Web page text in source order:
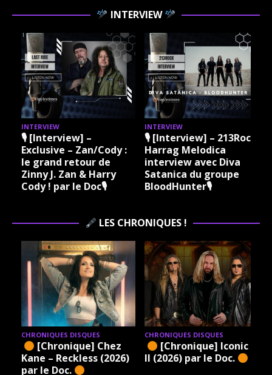
INTERVIEW
INTERVIEW
🎙 [Interview] –
Exclusive – Zan/Cody :
le grand retour de
Zinny J. Zan & Harry
Cody ! par le Doc🎙
INTERVIEW
🎙 [Interview] – 213Rock
Harrag Melodica
interview avec Diva
Satanica du groupe
BloodHunter🎙
LES CHRONIQUES !
CHRONIQUES DISQUES
[Chronique] Chez
Kane – Reckless (2026)
par le Doc.
CHRONIQUES DISQUES
[Chronique] Iconic –
II (2026) par le Doc.